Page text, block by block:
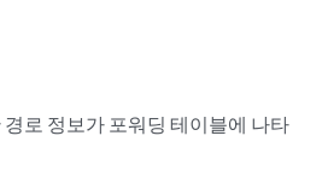
address FTP-servers;
junos-ftp;
경로 정보가 포워딩 테이블에 나타